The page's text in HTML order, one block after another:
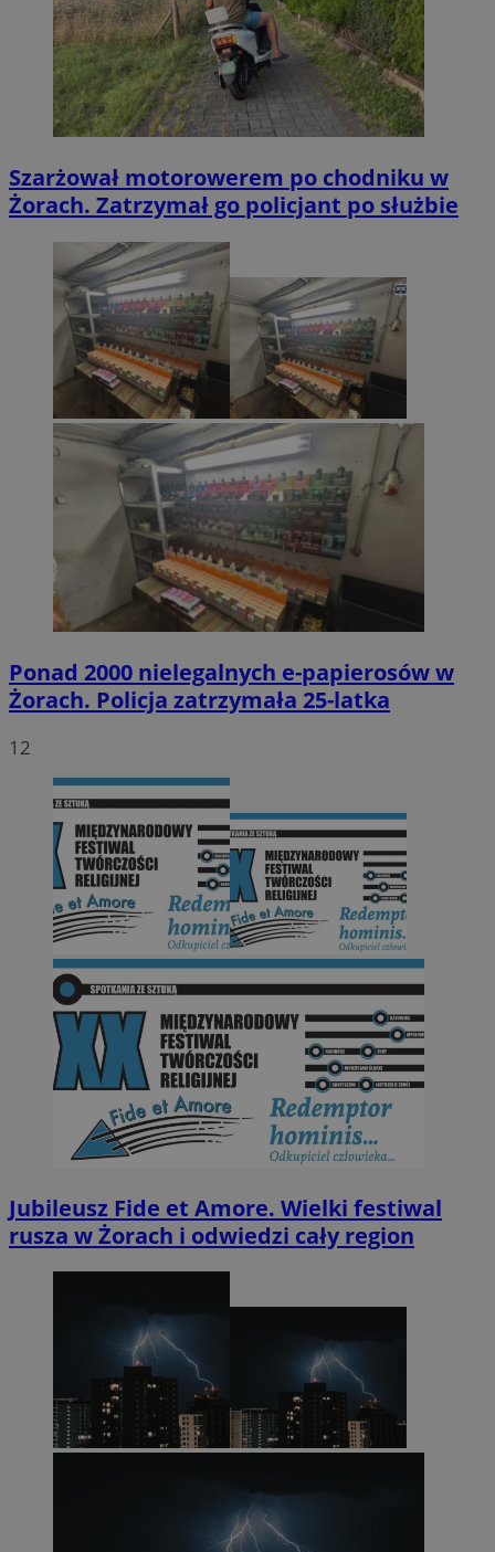
Szarżował motorowerem po chodniku w
Żorach. Zatrzymał go policjant po służbie
Ponad 2000 nielegalnych e-papierosów w
Żorach. Policja zatrzymała 25-latka
12
Jubileusz Fide et Amore. Wielki festiwal
rusza w Żorach i odwiedzi cały region